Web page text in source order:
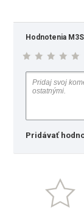
Hodnotenia
Pridávať